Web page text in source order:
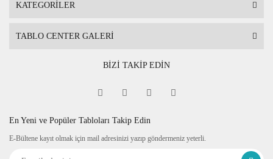
KATEGORİLER
TABLO CENTER GALERİ
BİZİ TAKİP EDİN
En Yeni ve Popüler Tabloları Takip Edin
E-Bültene kayıt olmak için mail adresinizi yazıp göndermeniz yeterli.